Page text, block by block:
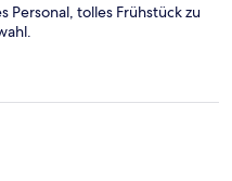
tolles Frühstück zu